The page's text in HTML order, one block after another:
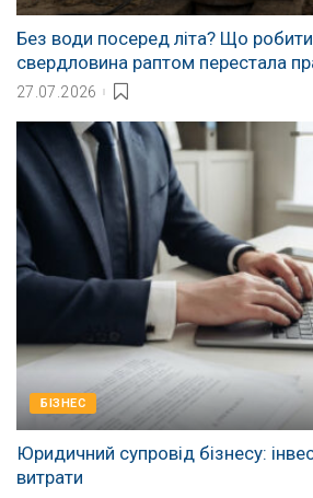
Без води посеред літа? Що
свердловина раптом перестала
27.07.2026
БІЗНЕС
Юридичний супровід бізнесу:
витрати